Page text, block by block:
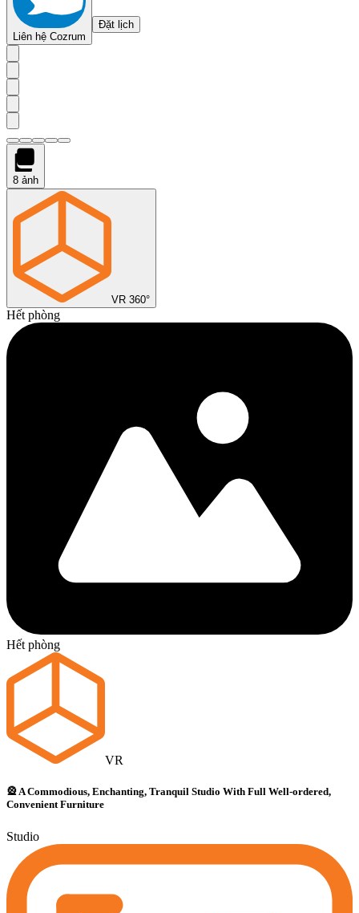
Liên hệ Cozrum
Đặt lịch
8 ảnh
VR 360°
Hết phòng
Hết phòng
VR
🎡 A Commodious, Enchanting, Tranquil Studio With Full Well-ordered,
Convenient Furniture
Studio